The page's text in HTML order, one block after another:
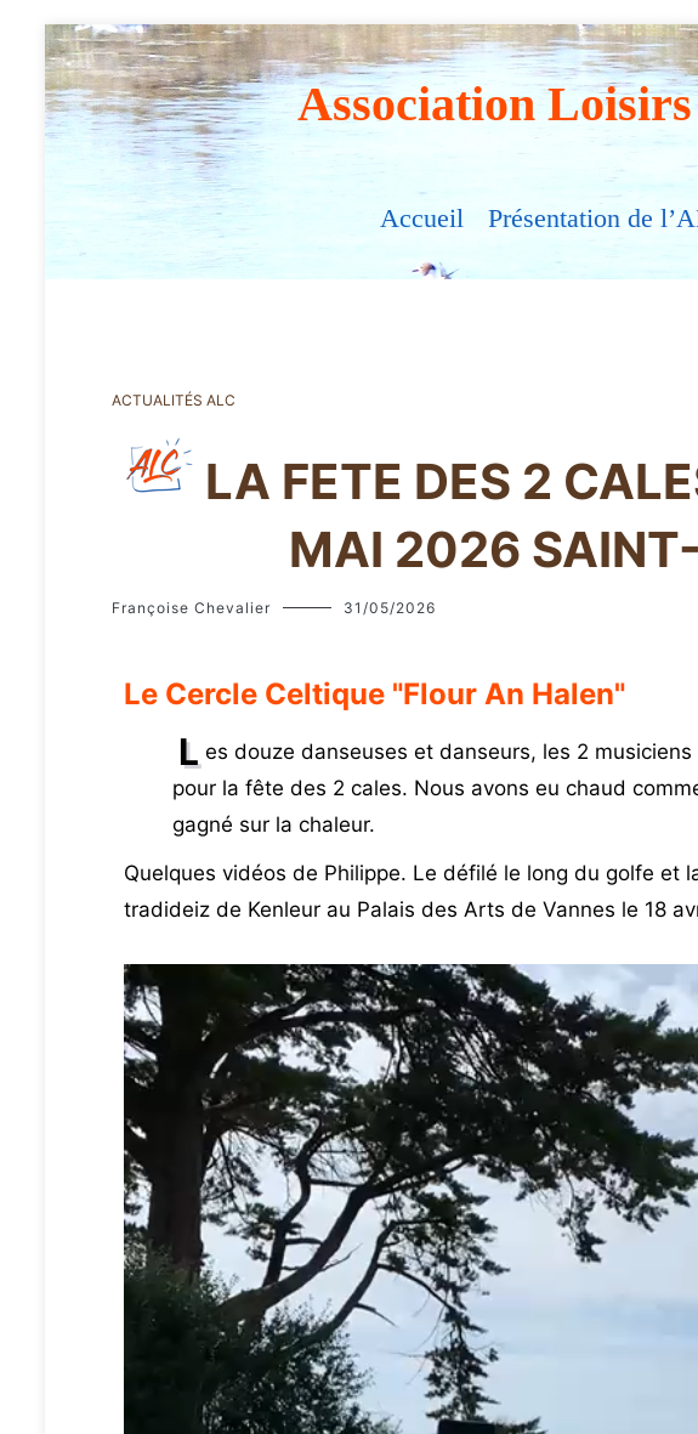
Association
Accueil Présentation de
ACTUALITÉS ALC
LA FETE DES 2
MAI 2026
Françoise Chevalier 31/05/2026
Le Cercle Celtique "Flour An Halen"
L es douze danseuses et danseurs, les 2
pour la fête des 2 cales. Nous avons eu chaud
gagné sur la chaleur.
Quelques vidéos de Philippe. Le défilé le long du golfe et
tradideiz de Kenleur au Palais des Arts de Vannes le 18